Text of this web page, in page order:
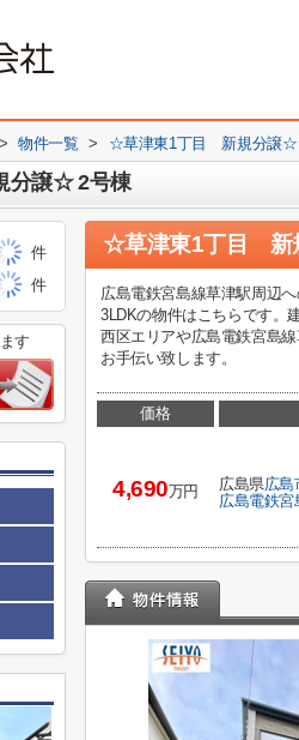
> 物件一覧 > ☆草津東1丁目 新規分譲☆
譲☆ 2号棟
☆草津東1丁目 新
広島電鉄宮島線草津駅周辺
3LDKの物件はこちらです。
西区エリアや広島電鉄宮島
お手伝い致します。
価格
4,690万円 広島県広島
広島電鉄宮
件
件
す